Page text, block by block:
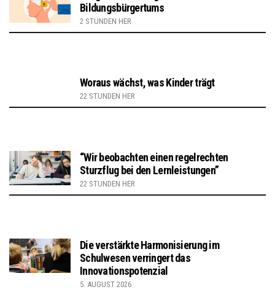
Bildungsbürgertums
2 STUNDEN HER
Woraus wächst, was Kinder trägt
22 STUNDEN HER
“Wir beobachten einen regelrechten
Sturzflug bei den Lernleistungen”
22 STUNDEN HER
Die verstärkte Harmonisierung im
Schulwesen verringert das
Innovationspotenzial
5. AUGUST 2026